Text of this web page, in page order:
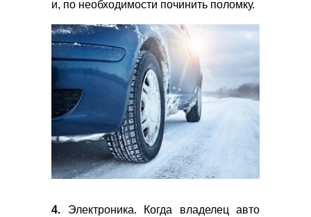
и, по необходимости починить поломку.
4. Электроника. Когда владелец авто